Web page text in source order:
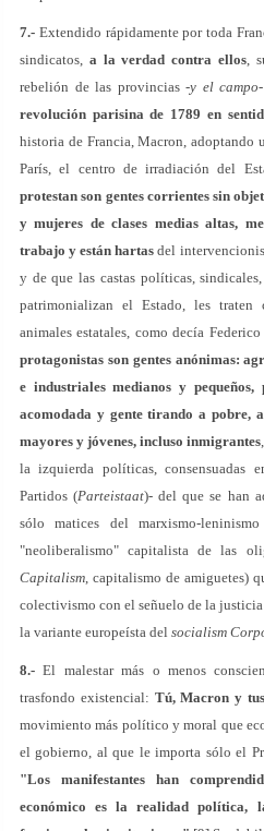
7.- Extendido rápidamente por toda
sindicatos, a la verdad contra ellos,
rebelión de las provincias -y el campo-
revolución parisina de 1789 en
historia de Francia, Macron, adoptando
París, el centro de irradiación del
protestan son gentes corrientes sin
y mujeres de clases medias altas,
trabajo y están hartas del
y de que las castas políticas,
patrimonializan el Estado, les
animales estatales, como decía
protagonistas son gentes anónimas:
e industriales medianos y pequeños,
acomodada y gente tirando a pobre,
mayores y jóvenes, incluso inmigrantes
la izquierda políticas, consensuadas
Partidos (Parteistaat)- del que se han
sólo matices del marxismo-
"neoliberalismo" capitalista de las
Capitalism, capitalismo de amiguetes)
colectivismo con el señuelo de la
la variante europeísta del socialism
8.- El malestar más o menos
trasfondo existencial: Tú, Macron y
movimiento más político y moral que
el gobierno, al que le importa sólo el
"Los manifestantes han
económico es la realidad política,